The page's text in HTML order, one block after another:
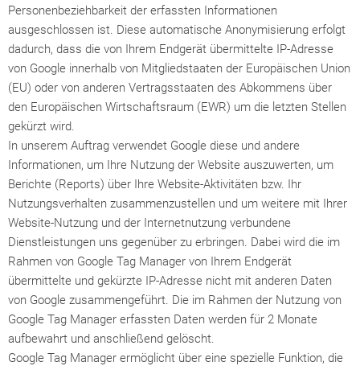
Personenbeziehbarkeit der erfassten Informationen
ausgeschlossen ist. Diese automatische Anonymisierung erfolgt
dadurch, dass die von Ihrem Endgerät übermittelte IP-Adresse
von Google innerhalb von Mitgliedstaaten der Europäischen Union
(EU) oder von anderen Vertragsstaaten des Abkommens über
den Europäischen Wirtschaftsraum (EWR) um die letzten Stellen
gekürzt wird.
In unserem Auftrag verwendet Google diese und andere
Informationen, um Ihre Nutzung der Website auszuwerten, um
Berichte (Reports) über Ihre Website-Aktivitäten bzw. Ihr
Nutzungsverhalten zusammenzustellen und um weitere mit Ihrer
Website-Nutzung und der Internetnutzung verbundene
Dienstleistungen uns gegenüber zu erbringen. Dabei wird die im
Rahmen von Google Tag Manager von Ihrem Endgerät
übermittelte und gekürzte IP-Adresse nicht mit anderen Daten
von Google zusammengeführt. Die im Rahmen der Nutzung von
Google Tag Manager erfassten Daten werden für 2 Monate
aufbewahrt und anschließend gelöscht.
Google Tag Manager ermöglicht über eine spezielle Funktion, die